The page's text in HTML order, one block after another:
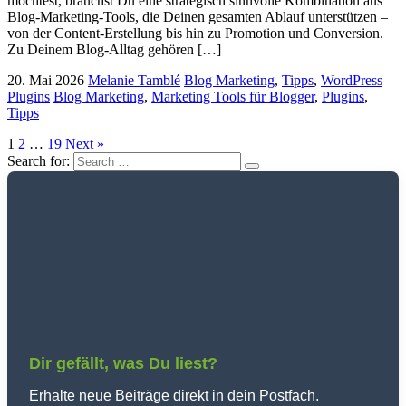
Blog-Marketing-Tools, die Deinen gesamten Ablauf unterstützen –
von der Content-Erstellung bis hin zu Promotion und Conversion.
Zu Deinem Blog-Alltag gehören […]
20. Mai 2026 Melanie Tamblé Blog Marketing, Tipps, WordPress
Plugins Blog Marketing, Marketing Tools für Blogger, Plugins,
Tipps
1 2 … 19 Next »
Search for:
Dir gefällt, was Du liest?
Erhalte neue Beiträge direkt in dein Postfach.